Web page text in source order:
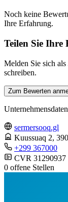
Noch keine
Ihre Erfahrung.
Teilen Sie
Melden Sie sich
schreiben.
Zum Bewerten
Unternehmensdaten
sermersooq.gl
Kuussuaq 2,
+299 367000
CVR 31290937
0 offene Stellen